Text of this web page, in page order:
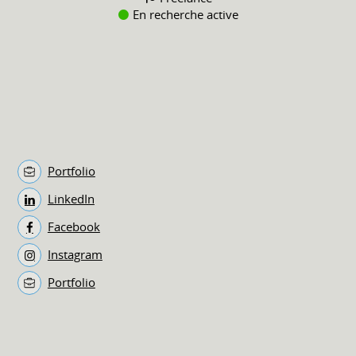
En recherche active
Portfolio
LinkedIn
Facebook
Instagram
Portfolio